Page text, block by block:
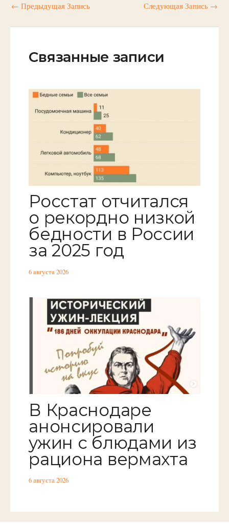
← Предыдущая Запись Следующая Запись →
Связанные записи
Росстат отчитался
о рекордно низкой
бедности в России
за 2025 год
6 августа 2026
В Краснодаре
анонсировали
ужин с блюдами из
рациона вермахта
6 августа 2026